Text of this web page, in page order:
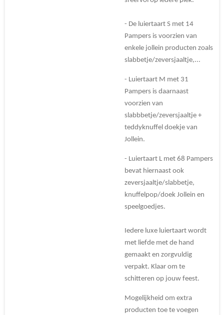
- De luiertaart S met 14
Pampers is voorzien van
enkele jollein producten zoals
slabbetje/zeversjaaltje,...
- Luiertaart M met 31
Pampers is daarnaast
voorzien van
slabbbetje/zeversjaaltje +
teddyknuffel doekje van
Jollein.
- Luiertaart L met 68 Pampers
bevat hiernaast ook
zeversjaaltje/slabbetje,
knuffelpop/doek Jollein en
speelgoedjes.
Iedere luxe luiertaart wordt
met liefde met de hand
gemaakt en zorgvuldig
verpakt. Klaar om te
schitteren op jouw feest.
Mogelijkheid om extra
producten toe te voegen